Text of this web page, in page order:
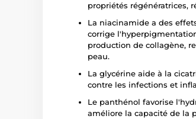
propriétés régénératrices,
La niacinamide a des
corrige
production de collagène,
peau.
La glycérine aide à la
contre les infections et
Le panthénol favorise
améliore la capacité de la